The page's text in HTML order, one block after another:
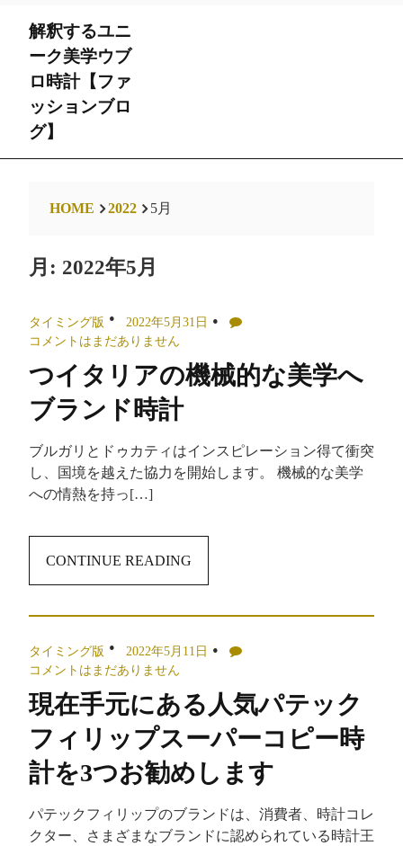
content
解釈するユニ
ーク美学ウブ
ロ時計【ファ
ッションブロ
グ】
HOME 2022 5月
月: 2022年5月
タイミング版
2022年5月31日
コメントはまだありません
つイタリアの機械的な美学へ
ブランド時計
ブルガリとドゥカティはインスピレーション得て衝突
し、国境を越えた協力を開始します。 機械的な美学
への情熱を持っ[…]
CONTINUE READING
タイミング版
2022年5月11日
コメントはまだありません
現在手元にある人気パテック
フィリップスーパーコピー時
計を3つお勧めします
パテックフィリップのブランドは、消費者、時計コレ
クター、さまざまなブランドに認められている時計王